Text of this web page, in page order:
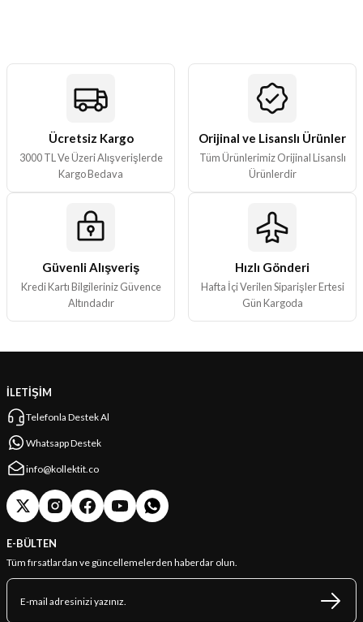
Ürün resmi kalitesiz, bozuk veya görüntülenemiyor.
Ürün açıklamasında eksik bilgiler bulunuyor.
Ürün bilgilerinde hatalar bulunuyor.
Ürün fiyatı diğer sitelerden daha pahalı.
Bu ürüne benzer farklı alternatifler olmalı.
Ücretsiz Kargo
3000 TL Ve Üzeri Alışverişlerde
Kargo Bedava
Orijinal ve Lisanslı Ürünler
Tüm Ürünlerimiz Orijinal Lisanslı
Ürünlerdir
Güvenli Alışveriş
Kredi Kartı Bilgileriniz Güvence
Altındadır
Hızlı Gönderi
Hafta İçi Verilen Siparişler Ertesi
Gün Kargoda
İLETİŞİM
Telefonla Destek Al
Whatsapp Destek
info@kollektit.co
E-BÜLTEN
Tüm fırsatlardan ve güncellemelerden haberdar olun.